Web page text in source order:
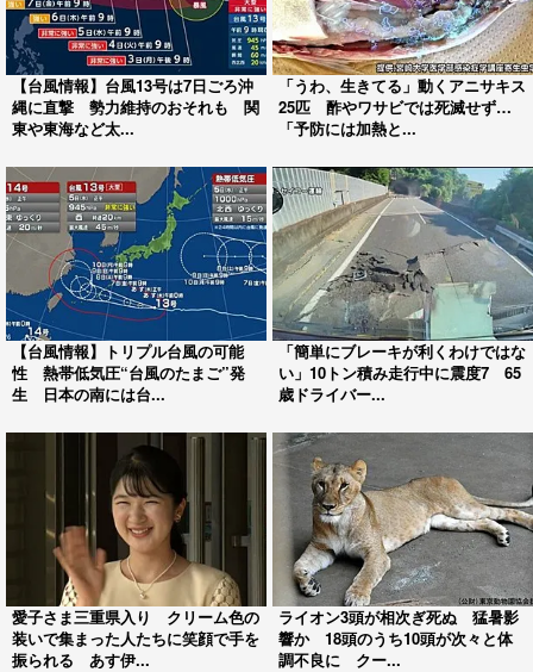
【台風情報】台風13号は7日ごろ沖
縄に直撃 勢力維持のおそれも 関
東や東海など太...
「うわ、生きてる」動くアニサキス
25匹 酢やワサビでは死滅せず…
「予防には加熱と...
【台風情報】トリプル台風の可能
性 熱帯低気圧“台風のたまご”発
生 日本の南には台...
「簡単にブレーキが利くわけではな
い」10トン積み走行中に震度7 65
歳ドライバー...
愛子さま三重県入り クリーム色の
装いで集まった人たちに笑顔で手を
振られる あす伊...
ライオン3頭が相次ぎ死ぬ 猛暑影
響か 18頭のうち10頭が次々と体
調不良に クー...